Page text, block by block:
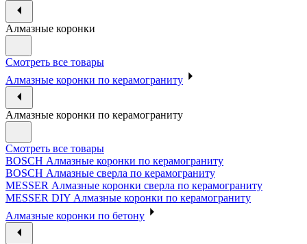
Алмазные коронки
Смотреть все товары
Алмазные коронки по керамограниту
Алмазные коронки по керамограниту
Смотреть все товары
BOSCH Алмазные коронки по керамограниту
BOSCH Алмазные сверла по керамограниту
MESSER Алмазные коронки сверла по керамограниту
MESSER DIY Алмазные коронки по керамограниту
Алмазные коронки по бетону